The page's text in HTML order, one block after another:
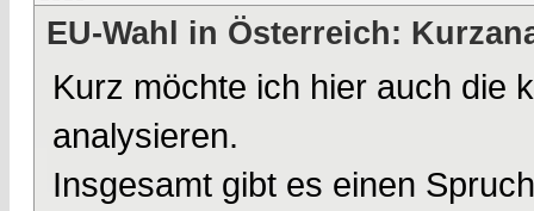
EU-Wahl in Österreich:
Kurz möchte ich hier auch die
analysieren.
Insgesamt gibt es einen